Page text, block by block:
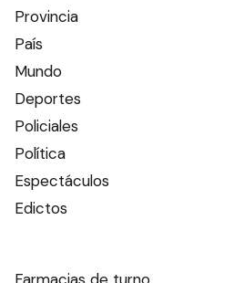
Provincia
País
Mundo
Deportes
Policiales
Política
Espectáculos
Edictos